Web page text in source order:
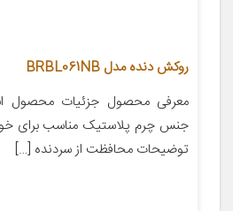
روکش دنده مدل BRBL061NB
جنس چرم پلاستیک مناسب برای
توضیحات محافظت از سردنده […]